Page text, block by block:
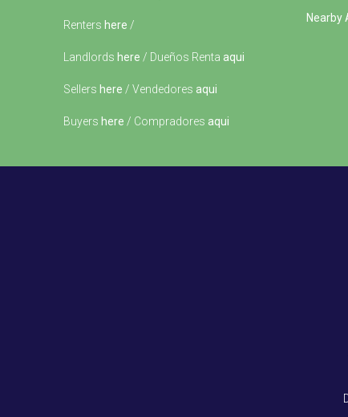
Renters here /
Landlords here / Dueños Renta aqui
Sellers here / Vendedores aqui
Buyers here / Compradores aqui
Nearby